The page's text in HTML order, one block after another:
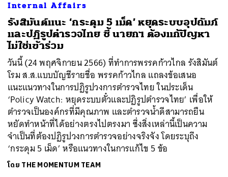
Internal Affairs
รังสิมันต์แนะ ‘กระดุม 5 เม็ด’ หยุดระบบอุปถัมภ์
และปฏิรูปตำรวจไทย ชี้ นายกฯ ต้องแก้ปัญหา
ไม่ใช่เข้าร่วม
วันนี้ (24 พฤศจิกายน 2566) ที่ทำการพรรคก้าวไกล รังสิมันต์
โรม ส.ส.แบบบัญชีรายชื่อ พรรคก้าวไกล แถลงข้อเสนอ
แนะแนวทางในการปฏิรูปวงการตำรวจไทย ในประเด็น
‘Policy Watch: หยุดระบบตั๋วและปฏิรูปตำรวจไทย’ เพื่อให้
ตำรวจเป็นองค์กรที่มีคุณภาพ และตำรวจน้ำดีสามารถยืน
หยัดทำหน้าที่ได้อย่างตรงไปตรงมา ซึ่งสิ่งเหล่านี้เป็นความ
จำเป็นที่ต้องปฏิรูปวงการตำรวจอย่างจริงจัง โดยระบุถึง
‘กระดุม 5 เม็ด’ หรือแนวทางในการแก้ไข 5 ข้อ
โดย THE MOMENTUM TEAM
SHARE TWEET LINE EMAIL